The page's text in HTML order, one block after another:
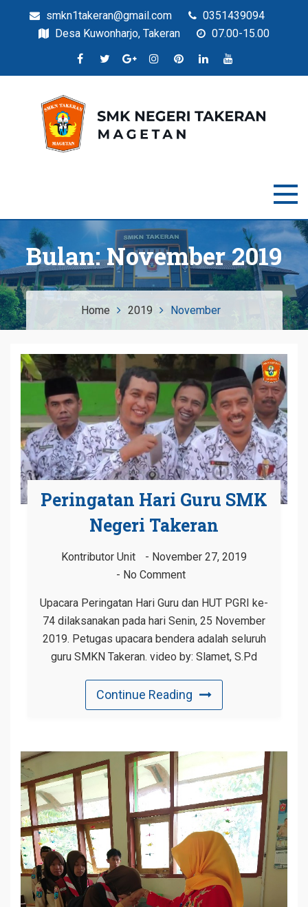
smkn1takeran@gmail.com
0351439094
Desa Kuwonharjo, Takeran
07.00-15.00
Situs Resmi SMKN Takeran
Bulan:November 2019
Home 2019 November
Peringatan Hari Guru SMK
Negeri Takeran
Kontributor Unit
November 27, 2019
No Comment
Upacara Peringatan Hari Guru dan HUT PGRI ke-
74 dilaksanakan pada hari Senin, 25 November
2019. Petugas upacara bendera adalah seluruh
guru SMKN Takeran. video by: Slamet, S.Pd
Continue Reading